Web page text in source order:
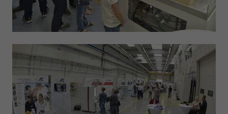
Anbieter Google LLC
Laufzeit 1 Tag
Zweck
Wird von Google Analytics verwendet, um die
Anforderungsrate einzuschränken
Name